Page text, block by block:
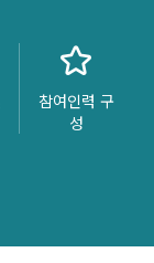
참여인력 구
성